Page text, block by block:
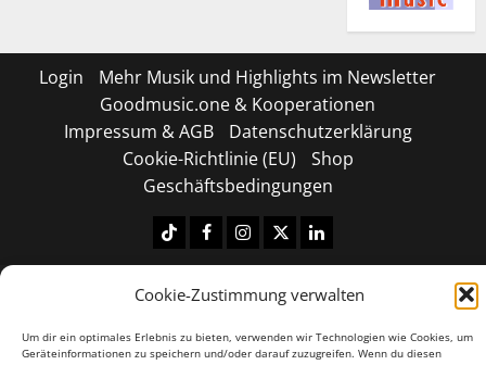
Cookie-Zustimmung verwalten
Um dir ein optimales Erlebnis zu bieten, verwenden wir Technologien wie Cookies, um
Geräteinformationen zu speichern und/oder darauf zuzugreifen. Wenn du diesen
Login
Mehr Musik und Highlights im Newsletter
Goodmusic.one & Kooperationen
Impressum & AGB
Datenschutzerklärung
Cookie-Richtlinie (EU)
Shop
Geschäftsbedingungen
TiktokFacebook
Instagram
X LinkedIN
Copyright © 2026 All rights reserved.|MoreNews
by